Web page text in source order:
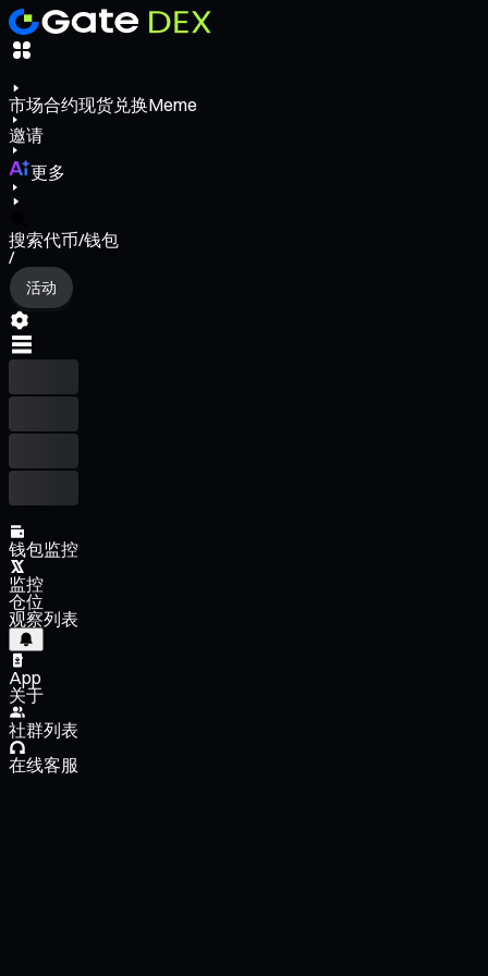
市场合约现货兑换Meme
邀请
更多
搜索代币/钱包
/
活动
钱包监控
监控
仓位
观察列表
App
关于
社群列表
在线客服